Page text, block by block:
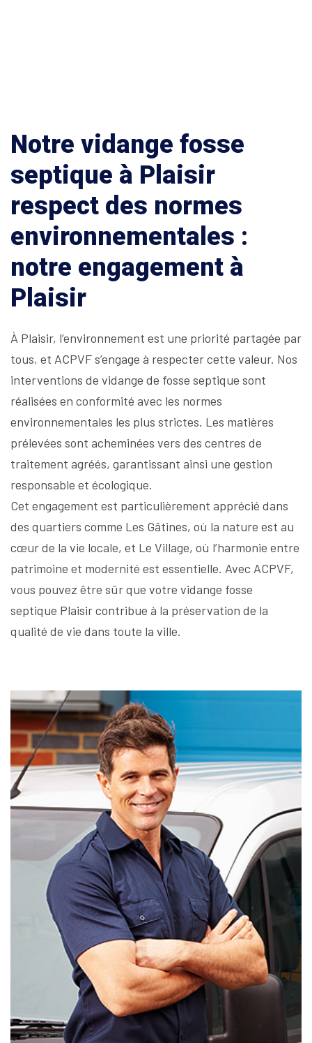
Notre vidange fosse
septique à Plaisir
respect des normes
environnementales :
notre engagement à
Plaisir
À Plaisir, l’environnement est une priorité partagée par
tous, et ACPVF s’engage à respecter cette valeur. Nos
interventions de vidange de fosse septique sont
réalisées en conformité avec les normes
environnementales les plus strictes. Les matières
prélevées sont acheminées vers des centres de
traitement agréés, garantissant ainsi une gestion
responsable et écologique.
Cet engagement est particulièrement apprécié dans
des quartiers comme Les Gâtines, où la nature est au
cœur de la vie locale, et Le Village, où l’harmonie entre
patrimoine et modernité est essentielle. Avec ACPVF,
vous pouvez être sûr que votre vidange fosse
septique Plaisir contribue à la préservation de la
qualité de vie dans toute la ville.